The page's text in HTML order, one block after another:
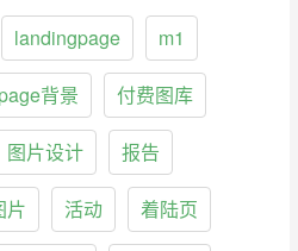
landingpage m1
page背景 付费图库
图片设计 报告
片 活动 着陆页